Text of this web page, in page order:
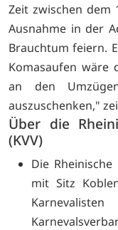
Zeit zwischen dem
Ausnahme in der
Brauchtum feiern.
Komasaufen wäre
an den
auszuschenken,"
Über die
(KVV)
Die Rheinische
mit Sitz